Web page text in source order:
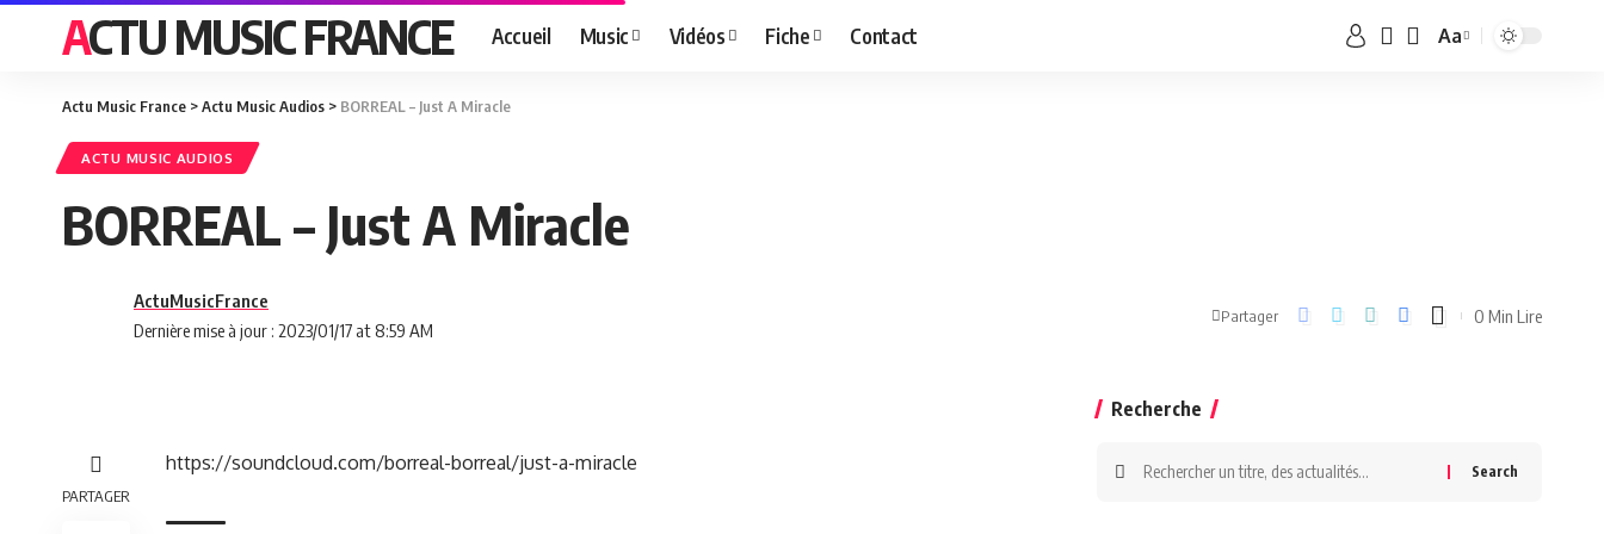
ACTU MUSIC FRANCE Accueil Music Vidéos Fiche Contact Aa
Actu Music France >Actu Music Audios > BORREAL – Just A Miracle
ACTU MUSIC AUDIOS
BORREAL – Just A Miracle
Dernière mise à jour : 2023/01/17 at 8:59 AM
ActuMusicFrance
Partager 0 Min Lire
PARTAGER
https://soundcloud.com/borreal-borreal/just-a-miracle
Recherche